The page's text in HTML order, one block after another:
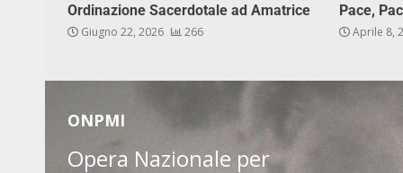
Ordinazione Sacerdotale ad Amatrice
Giugno 22, 2026 266
Pace,
Aprile 8,
ONPMI
Opera Nazionale per